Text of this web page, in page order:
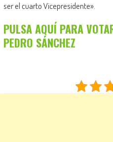
ser el cuarto Vicepresidente».
PULSA AQUÍ PARA
PEDRO SÁNCHEZ